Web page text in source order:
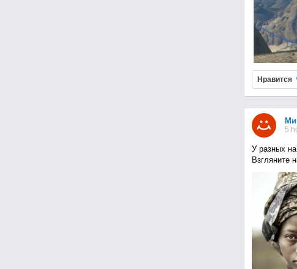
Нравится
5
У разных
Взгляните